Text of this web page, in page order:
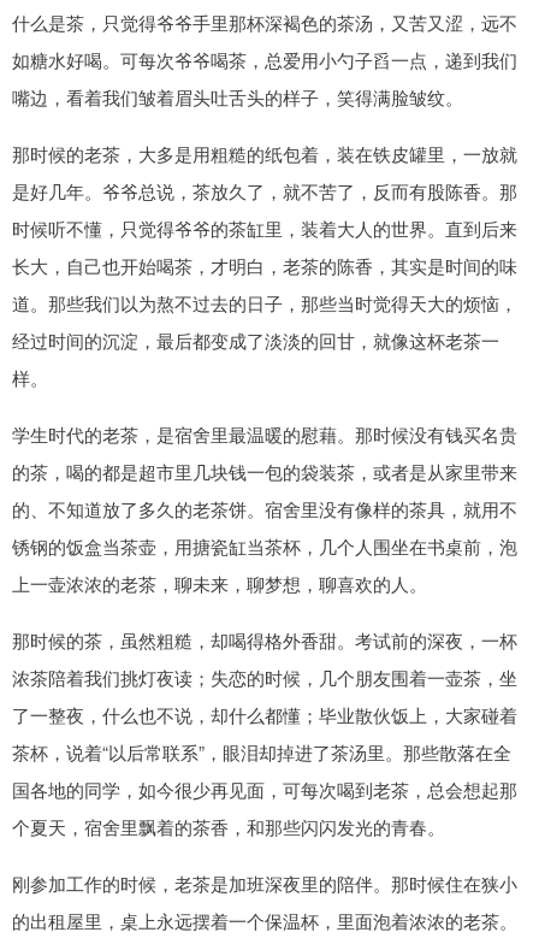
什么是茶，只觉得爷爷手里那杯深褐色的茶汤，又苦又涩，远不
如糖水好喝。可每次爷爷喝茶，总爱用小勺子舀一点，递到我们
嘴边，看着我们皱着眉头吐舌头的样子，笑得满脸皱纹。
那时候的老茶，大多是用粗糙的纸包着，装在铁皮罐里，一放就
是好几年。爷爷总说，茶放久了，就不苦了，反而有股陈香。那
时候听不懂，只觉得爷爷的茶缸里，装着大人的世界。直到后来
长大，自己也开始喝茶，才明白，老茶的陈香，其实是时间的味
道。那些我们以为熬不过去的日子，那些当时觉得天大的烦恼，
经过时间的沉淀，最后都变成了淡淡的回甘，就像这杯老茶一
样。
学生时代的老茶，是宿舍里最温暖的慰藉。那时候没有钱买名贵
的茶，喝的都是超市里几块钱一包的袋装茶，或者是从家里带来
的、不知道放了多久的老茶饼。宿舍里没有像样的茶具，就用不
锈钢的饭盒当茶壶，用搪瓷缸当茶杯，几个人围坐在书桌前，泡
上一壶浓浓的老茶，聊未来，聊梦想，聊喜欢的人。
那时候的茶，虽然粗糙，却喝得格外香甜。考试前的深夜，一杯
浓茶陪着我们挑灯夜读；失恋的时候，几个朋友围着一壶茶，坐
了一整夜，什么也不说，却什么都懂；毕业散伙饭上，大家碰着
茶杯，说着“以后常联系”，眼泪却掉进了茶汤里。那些散落在全
国各地的同学，如今很少再见面，可每次喝到老茶，总会想起那
个夏天，宿舍里飘着的茶香，和那些闪闪发光的青春。
刚参加工作的时候，老茶是加班深夜里的陪伴。那时候住在狭小
的出租屋里，桌上永远摆着一个保温杯，里面泡着浓浓的老茶。